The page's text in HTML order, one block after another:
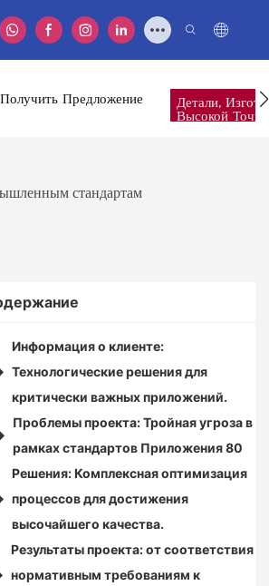
Получить Предложение Детали,
Высокой
стандартам
Информация о клиенте:
Технологические решения для
критически важных приложений.
Проблемы проекта: Тройная угроза в
рамках стандартов Приложения 80
Решения: Комплексная оптимизация
процессов для достижения
высочайшего качества.
Результаты проекта: от соответствия
нормативным требованиям к